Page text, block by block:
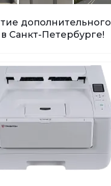
дополнительного
Санкт-Петербурге!